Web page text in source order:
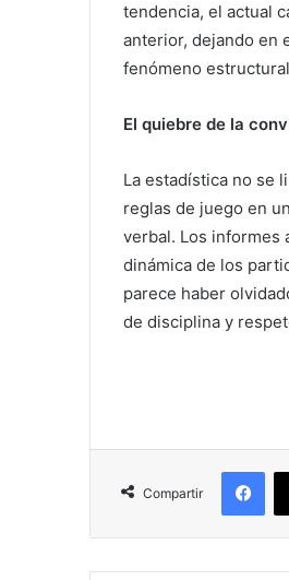
tendencia, el actual
anterior, dejando en
fenómeno
El quiebre de la
La estadística no se
reglas de juego en
verbal. Los informes
dinámica de los
parece haber
de disciplina y
Compartir